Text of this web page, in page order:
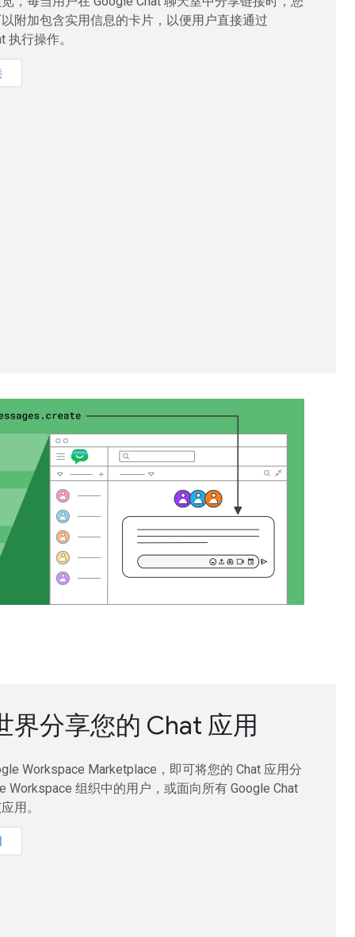
附加包含实用信息的卡片，以便用户直接通过
执行操作。
界分享您的 Chat 应用
Workspace Marketplace，即可将您的 Chat 应用分
Workspace 组织中的用户，或面向所有 Google Chat
用。